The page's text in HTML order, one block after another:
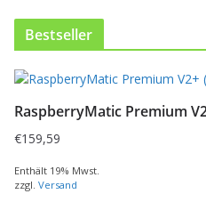
Bestseller
RaspberryMatic Premium
€159,59
Enthält 19% Mwst.
zzgl. Versand